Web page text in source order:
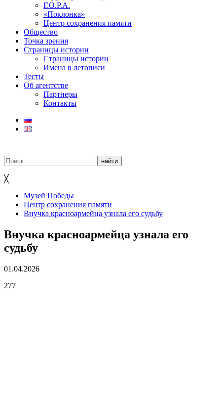
Г.О.Р.А.
«Поклонка»
Центр сохранения памяти
Общество
Точка зрения
Страницы истории
Страницы истории
Имена в летописи
Тесты
Об агентстве
Партнеры
Контакты
╳
Музей Победы
Центр сохранения памяти
Внучка красноармейца узнала его судьбу
Внучка красноармейца узнала его
судьбу
01.04.2026
277